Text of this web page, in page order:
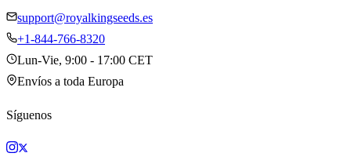
support@royalkingseeds.es
+1-844-766-8320
Lun-Vie, 9:00 - 17:00 CET
Envíos a toda Europa
Síguenos